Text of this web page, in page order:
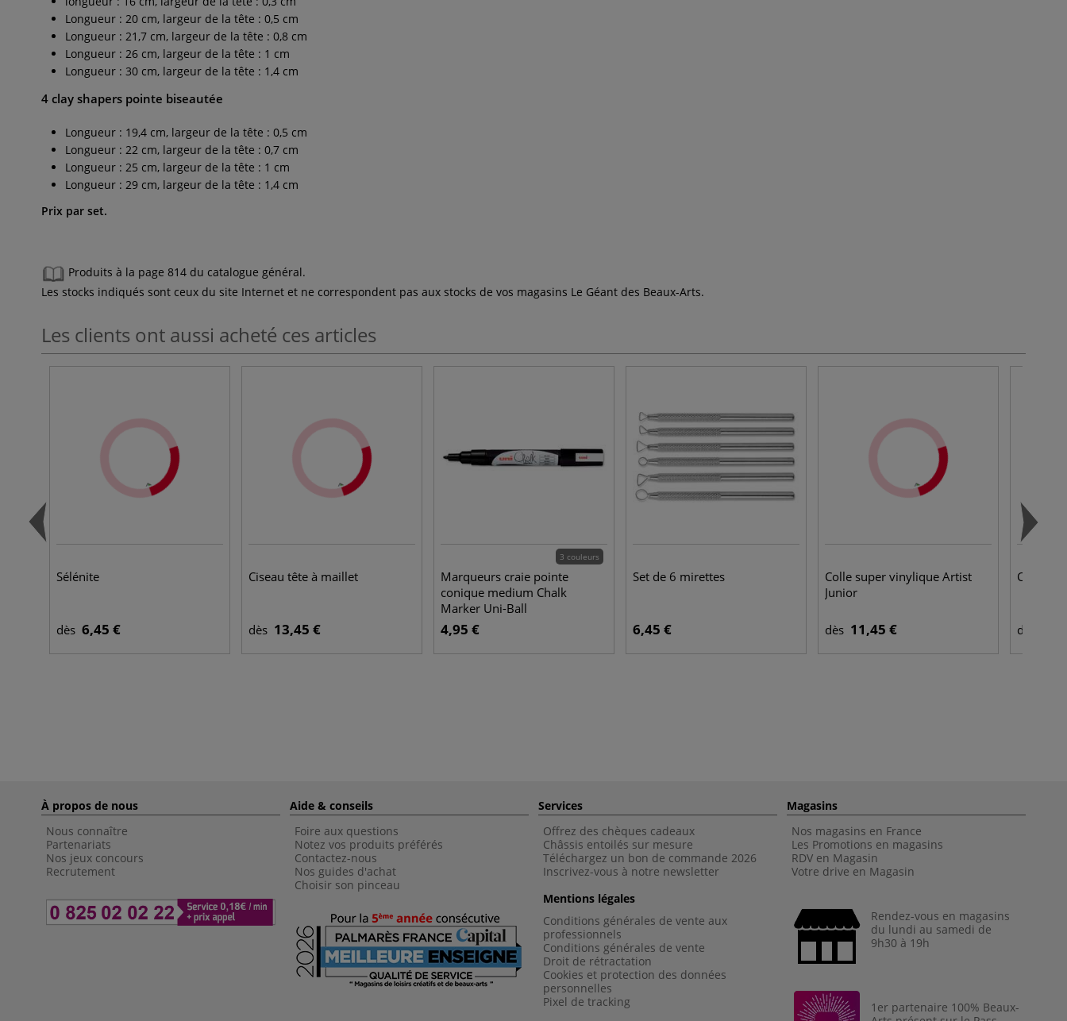
Longueur : 20 cm, largeur de la tête : 0,5 cm
Longueur : 21,7 cm, largeur de la tête : 0,8 cm
Longueur : 26 cm, largeur de la tête : 1 cm
Longueur : 30 cm, largeur de la tête : 1,4 cm
4 clay shapers pointe biseautée
Longueur : 19,4 cm, largeur de la tête : 0,5 cm
Longueur : 22 cm, largeur de la tête : 0,7 cm
Longueur : 25 cm, largeur de la tête : 1 cm
Longueur : 29 cm, largeur de la tête : 1,4 cm
Prix par set.
Produits à la page 814 du catalogue général.
Les stocks indiqués sont ceux du site Internet et ne correspondent pas aux stocks de vos magasins Le Géant des Beaux-Arts.
Les clients ont aussi acheté ces articles
Sélénite
dès 6,45 €
Ciseau tête à maillet
dès 13,45 €
3 couleurs
Marqueurs craie pointe
conique medium Chalk
Marker Uni-Ball
4,95 €
Set de 6 mirettes
6,45 €
Colle super vinylique Artist
Junior
dès 11,45 €
Craie
dès
À propos de nous
Nous connaître
Partenariats
Nos jeux concours
Recrutement
Aide & conseils
Foire aux questions
Notez vos produits préférés
Contactez-nous
Nos guides d'achat
Choisir son pinceau
Services
Offrez des chèques cadeaux
Châssis entoilés sur mesure
Téléchargez un bon de commande 2026
Inscrivez-vous à notre newsletter
Mentions légales
Conditions générales de vente aux
professionnels
Conditions générales de vente
Droit de rétractation
Cookies et protection des données
personnelles
Pixel de tracking
Magasins
Nos magasins en France
Les Promotions en magasins
RDV en Magasin
Votre drive en Magasin
Rendez-vous en magasins
du lundi au samedi de
9h30 à 19h
1er partenaire 100% Beaux-